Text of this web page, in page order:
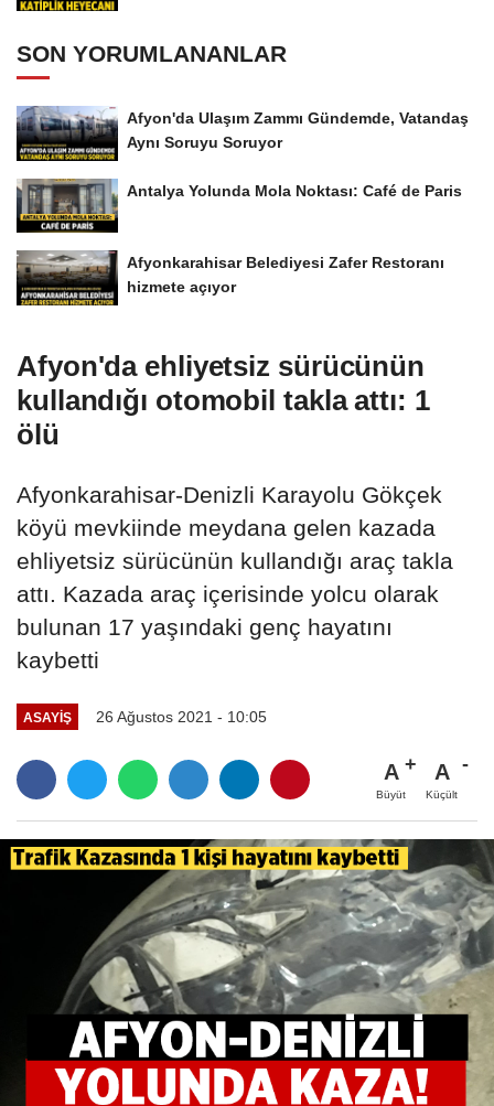
SON YORUMLANANLAR
Afyon'da Ulaşım Zammı Gündemde, Vatandaş
Aynı Soruyu Soruyor
Antalya Yolunda Mola Noktası: Café de Paris
Afyonkarahisar Belediyesi Zafer Restoranı
hizmete açıyor
Afyon'da ehliyetsiz sürücünün
kullandığı otomobil takla attı: 1
ölü
Afyonkarahisar-Denizli Karayolu Gökçek
köyü mevkiinde meydana gelen kazada
ehliyetsiz sürücünün kullandığı araç takla
attı. Kazada araç içerisinde yolcu olarak
bulunan 17 yaşındaki genç hayatını
kaybetti
ASAYIŞ 26 Ağustos 2021 - 10:05
A
Büyüt
A
Küçült